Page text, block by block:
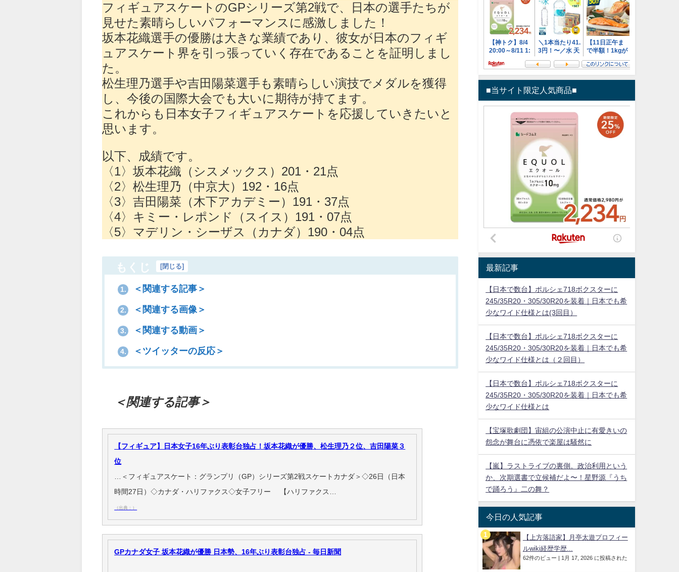
フィギュアスケートのGPシリーズ第2戦で、日本の選手たちが
見せた素晴らしいパフォーマンスに感激しました！
坂本花織選手の優勝は大きな業績であり、彼女が日本のフィギ
ュアスケート界を引っ張っていく存在であることを証明しまし
た。
松生理乃選手や吉田陽菜選手も素晴らしい演技でメダルを獲得
し、今後の国際大会でも大いに期待が持てます。
これからも日本女子フィギュアスケートを応援していきたいと
思います。
以下、成績です。
〈1〉坂本花織（シスメックス）201・21点
〈2〉松生理乃（中京大）192・16点
〈3〉吉田陽菜（木下アカデミー）191・37点
〈4〉キミー・レポンド（スイス）191・07点
〈5〉マデリン・シーザス（カナダ）190・04点
もくじ [閉じる]
1. ＜関連する記事＞
2. ＜関連する画像＞
3. ＜関連する動画＞
4. ＜ツイッターの反応＞
＜関連する記事＞
【フィギュア】日本女子16年ぶり表彰台独占！坂本花織が優勝、松生理乃２位、吉田陽菜３
位
…＜フィギュアスケート：グランプリ（GP）シリーズ第2戦スケートカナダ＞◇26日（日本
時間27日）◇カナダ・ハリファクス◇女子フリー 【ハリファクス…
（出典：）
GPカナダ女子 坂本花織が優勝 日本勢、16年ぶり表彰台独占 - 毎日新聞
■当サイト限定人気商品■
最新記事
【日本で数台】ポルシェ718ボクスターに
245/35R20・305/30R20を装着｜日本でも希
少なワイド仕様とは(3回目）
【日本で数台】ポルシェ718ボクスターに
245/35R20・305/30R20を装着｜日本でも希
少なワイド仕様とは（２回目）
【日本で数台】ポルシェ718ボクスターに
245/35R20・305/30R20を装着｜日本でも希
少なワイド仕様とは
【宝塚歌劇団】宙組の公演中止に有愛きいの
怨念が舞台に憑依で楽屋は騒然に
【嵐】ラストライブの裏側。政治利用という
か、次期選書で立候補だよ〜！星野源『うち
で踊ろう』二の舞？
今日の人気記事
【上方落語家】月亭太遊プロフィー
ルwiki経歴学歴...
62件のビュー | 1月 17, 2026 に投稿された